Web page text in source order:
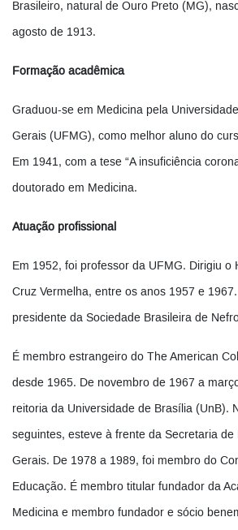
Brasileiro, natural de Ouro Preto (MG),
agosto de 1913.
Formação acadêmica
Graduou-se em Medicina pela
Gerais (UFMG), como melhor aluno do
Em 1941, com a tese “A insuficiência
doutorado em Medicina.
Atuação profissional
Em 1952, foi professor da UFMG. Dirigiu o
Cruz Vermelha, entre os anos 1957 e
presidente da Sociedade Brasileira de
É membro estrangeiro do The American
desde 1965. De novembro de 1967 a
reitoria da Universidade de Brasília (UnB).
seguintes, esteve à frente da Secretaria
Gerais. De 1978 a 1989, foi membro do
Educação. É membro titular fundador da
Medicina e membro fundador e sócio